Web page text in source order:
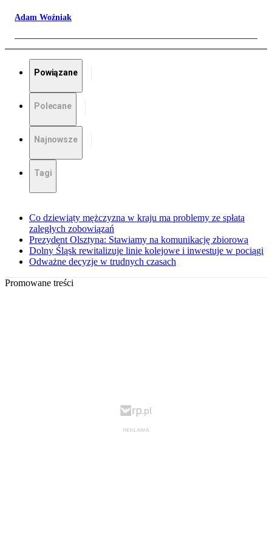
Adam Woźniak
Powiązane
Polecane
Najnowsze
Tagi
Co dziewiąty mężczyzna w kraju ma problemy ze spłatą
zaległych zobowiązań
Prezydent Olsztyna: Stawiamy na komunikację zbiorową
Dolny Śląsk rewitalizuje linie kolejowe i inwestuje w pociągi
Odważne decyzje w trudnych czasach
Promowane treści